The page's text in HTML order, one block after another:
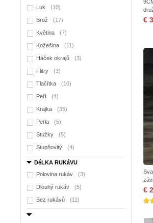
Luk (10)
Brož (17)
Květina (7)
Kožešina (11)
Háček okrajů (3)
Flitry (3)
Tlačítka (10)
Peří (4)
Krajka (35)
Perla (5)
Stužky (5)
Stupňovitý (4)
DéLKA RUKáVU
Polovina rukáv
(3)
Dlouhý rukáv (5)
Bez rukávů (11)
€
€